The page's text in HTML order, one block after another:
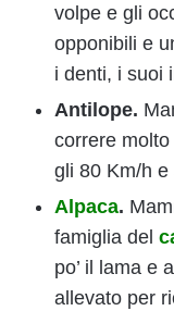
volpe e gli
opponibili e
i denti, i suoi
Antilope.
correre
gli 80 Km/h
Alpaca.
famiglia del
po’ il lama e
allevato per